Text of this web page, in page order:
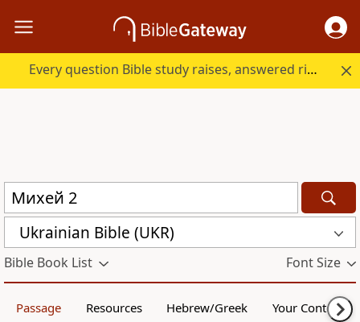
Every question Bible study raises, answered right here.
Ukrainian Bible (UKR)
Bible Book List Font Size
Passage Resources Hebrew/Greek Your Content